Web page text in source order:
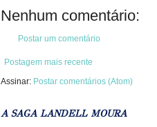
Nenhum comentário:
Postar um comentário
Postagem mais recente
Assinar: Postar comentários (Atom)
A SAGA LANDELL MOURA